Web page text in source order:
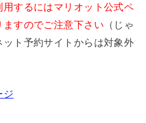
用するにはマリオット公式ペ
すのでご注意下さい （じゃ
ト予約サイトからは対象外
ジ